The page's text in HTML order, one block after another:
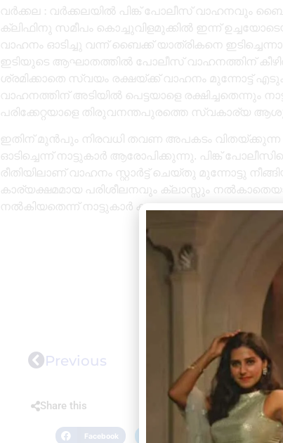
വർക്കല : വർക്കലയിൽ പിങ്ക് പോലീസ് വാഹനവും
ക്ലിഫിനു സമീപം കൊച്ചുവിളമുക്കിൽ ഇന്ന്
വാഹനം ഓടിച്ചു വന്ന് ബൈക്ക് യാത്രികനെ
ഇടിയുടെ ആഘാതത്തിൽ പോലീസ് വാഹനത്തിന്
ശ്രമിക്കാതെ സ്വയം രക്ഷയ്ക്ക് വാഹനം മുന്നോട്ട്
വാഹനത്തിന് അടിയിൽ പെട്ടയാളെ
പരിക്കേറ്റയാളെ തിരുവനന്തപുരത്തെ സ്വകാര്യ
ഇതിന് മുൻപും നിരവധി തവണ അപകടം വിതയ്ക്കുന്ന
ഓടിച്ചെന്ന് നാട്ടുകാർ ആരോപിക്കുന്നു. പിങ്ക്
രീതിയിലാണ് വാഹനം സ്റ്റാർട്ട് ചെയ്തു മുന്നോട്ടു
കാര്യക്ഷമമായ പരിശീലനവും ക്ലാസ്സും
നൽകിയതെന്ന് നാട്ടുകാർ കുറ്റപ്പെടുത്തുന്നു .
Previous
Share this
Facebook LinkedIn